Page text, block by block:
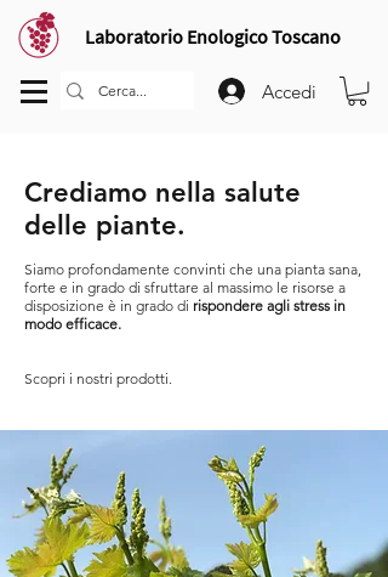
Laboratorio Enologico Toscano
Accedi
Crediamo nella salute
delle piante.
Siamo profondamente convinti che una pianta sana,
forte e in grado di sfruttare al massimo le risorse a
disposizione è in grado di rispondere agli stress in
modo efficace.
Scopri i nostri prodotti.